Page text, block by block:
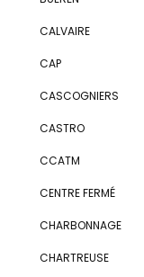
CALVAIRE
CAP
CASCOGNIERS
CASTRO
CCATM
CENTRE FERMÉ
CHARBONNAGE
CHARTREUSE